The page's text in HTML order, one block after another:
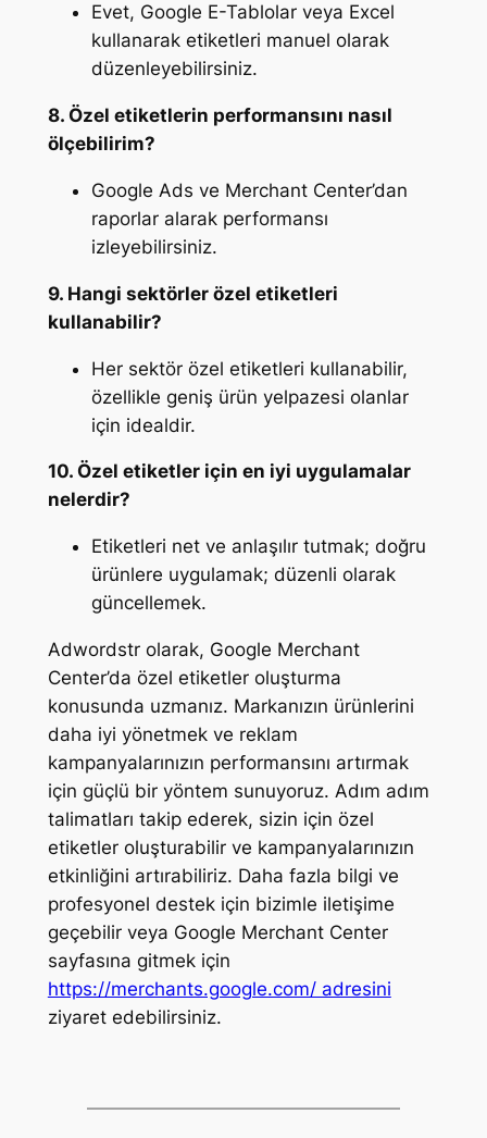
Evet, Google E-Tablolar veya Excel
kullanarak etiketleri manuel olarak
düzenleyebilirsiniz.
8. Özel etiketlerin performansını nasıl
ölçebilirim?
Google Ads ve Merchant Center’dan
raporlar alarak performansı
izleyebilirsiniz.
9. Hangi sektörler özel etiketleri
kullanabilir?
Her sektör özel etiketleri kullanabilir,
özellikle geniş ürün yelpazesi olanlar
için idealdir.
10. Özel etiketler için en iyi uygulamalar
nelerdir?
Etiketleri net ve anlaşılır tutmak; doğru
ürünlere uygulamak; düzenli olarak
güncellemek.
Adwordstr olarak, Google Merchant
Center’da özel etiketler oluşturma
konusunda uzmanız. Markanızın ürünlerini
daha iyi yönetmek ve reklam
kampanyalarınızın performansını artırmak
için güçlü bir yöntem sunuyoruz. Adım adım
talimatları takip ederek, sizin için özel
etiketler oluşturabilir ve kampanyalarınızın
etkinliğini artırabiliriz. Daha fazla bilgi ve
profesyonel destek için bizimle iletişime
geçebilir veya Google Merchant Center
sayfasına gitmek için
https://merchants.google.com/ adresini
ziyaret edebilirsiniz.